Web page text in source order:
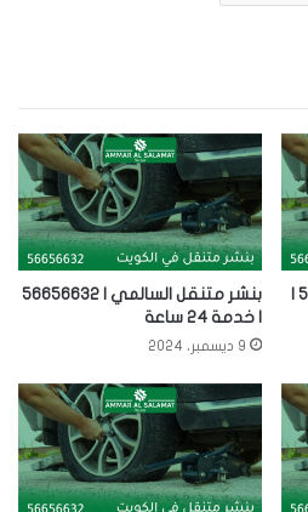
بنشر متنقل السالمي | 56656632
| خدمة 24 ساعة
9 ديسمبر، 2024